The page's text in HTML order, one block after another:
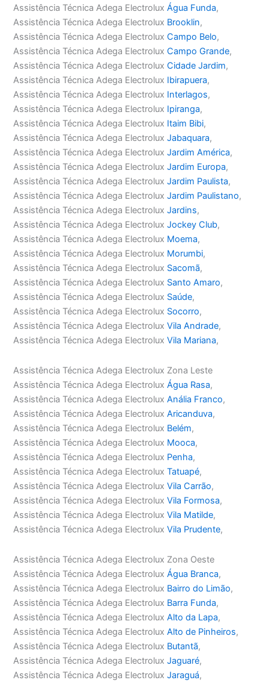
Assistência Técnica Adega ElectroluxÁgua Funda,
Assistência Técnica Adega Electrolux Brooklin,
Assistência Técnica Adega ElectroluxCampo Belo,
Assistência Técnica Adega ElectroluxCampo Grande,
Assistência Técnica Adega ElectroluxCidade Jardim,
Assistência Técnica Adega Electrolux Ibirapuera,
Assistência Técnica Adega Electrolux Interlagos,
Assistência Técnica Adega Electrolux Ipiranga,
Assistência Técnica Adega Electrolux Itaim Bibi,
Assistência Técnica Adega ElectroluxJabaquara,
Assistência Técnica Adega ElectroluxJardim América,
Assistência Técnica Adega ElectroluxJardim Europa,
Assistência Técnica Adega ElectroluxJardim Paulista,
Assistência Técnica Adega ElectroluxJardim Paulistano,
Assistência Técnica Adega ElectroluxJardins,
Assistência Técnica Adega ElectroluxJockey Club,
Assistência Técnica Adega Electrolux Moema,
Assistência Técnica Adega Electrolux Morumbi,
Assistência Técnica Adega Electrolux Sacomã,
Assistência Técnica Adega Electrolux Santo Amaro,
Assistência Técnica Adega Electrolux Saúde,
Assistência Técnica Adega Electrolux Socorro,
Assistência Técnica Adega ElectroluxVila Andrade,
Assistência Técnica Adega ElectroluxVila Mariana,
Assistência Técnica Adega Electrolux Zona Leste
Assistência Técnica Adega ElectroluxÁgua Rasa,
Assistência Técnica Adega ElectroluxAnália Franco,
Assistência Técnica Adega ElectroluxAricanduva,
Assistência Técnica Adega Electrolux Belém,
Assistência Técnica Adega Electrolux Mooca,
Assistência Técnica Adega Electrolux Penha,
Assistência Técnica Adega ElectroluxTatuapé,
Assistência Técnica Adega ElectroluxVila Carrão,
Assistência Técnica Adega ElectroluxVila Formosa,
Assistência Técnica Adega ElectroluxVila Matilde,
Assistência Técnica Adega ElectroluxVila Prudente,
Assistência Técnica Adega Electrolux Zona Oeste
Assistência Técnica Adega ElectroluxÁgua Branca,
Assistência Técnica Adega Electrolux Bairro do Limão,
Assistência Técnica Adega Electrolux Barra Funda,
Assistência Técnica Adega ElectroluxAlto da Lapa,
Assistência Técnica Adega ElectroluxAlto de Pinheiros,
Assistência Técnica Adega Electrolux Butantã,
Assistência Técnica Adega ElectroluxJaguaré,
Assistência Técnica Adega ElectroluxJaraguá,